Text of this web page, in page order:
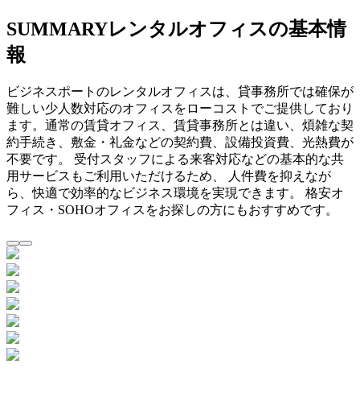
SUMMARYレンタルオフィスの基本情
報
ビジネスポートのレンタルオフィスは、貸事務所では確保が
難しい少人数対応のオフィスをローコストでご提供しており
ます。通常の賃貸オフィス、賃貸事務所とは違い、煩雑な契
約手続き、敷金・礼金などの契約費、設備投資費、光熱費が
不要です。 受付スタッフによる来客対応などの基本的な共
用サービスもご利用いただけるため、 人件費を抑えなが
ら、快適で効率的なビジネス環境を実現できます。 格安オ
フィス・SOHOオフィスをお探しの方にもおすすめです。